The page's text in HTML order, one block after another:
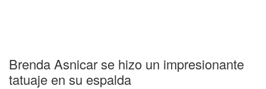
Brenda Asnicar se hizo un impresionante
tatuaje en su espalda